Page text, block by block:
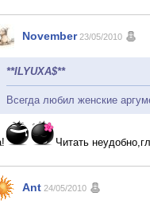
November 23/05/2010
**ILYUXA$**
Всегда любил женские
Читать
Ant 24/05/2010